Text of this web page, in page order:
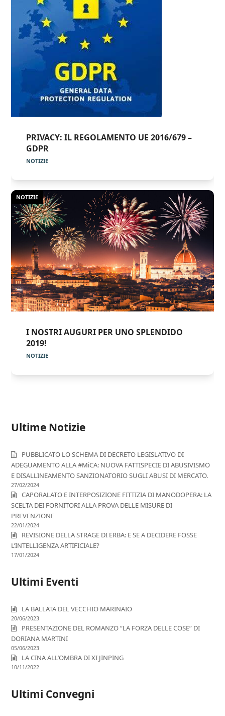
PRIVACY: IL REGOLAMENTO UE 2016/679 –
GDPR
NOTIZIE
NOTIZIE
I NOSTRI AUGURI PER UNO SPLENDIDO
2019!
NOTIZIE
Ultime Notizie
PUBBLICATO LO SCHEMA DI DECRETO LEGISLATIVO DI
ADEGUAMENTO ALLA #MiCA: NUOVA FATTISPECIE DI ABUSIVISMO
E DISALLINEAMENTO SANZIONATORIO SUGLI ABUSI DI MERCATO.
27/02/2024
CAPORALATO E INTERPOSIZIONE FITTIZIA DI MANODOPERA: LA
SCELTA DEI FORNITORI ALLA PROVA DELLE MISURE DI
PREVENZIONE
22/01/2024
REVISIONE DELLA STRAGE DI ERBA: E SE A DECIDERE FOSSE
L’INTELLIGENZA ARTIFICIALE?
17/01/2024
Ultimi Eventi
LA BALLATA DEL VECCHIO MARINAIO
20/06/2023
PRESENTAZIONE DEL ROMANZO “LA FORZA DELLE COSE” DI
DORIANA MARTINI
05/06/2023
LA CINA ALL’OMBRA DI XI JINPING
10/11/2022
Ultimi Convegni